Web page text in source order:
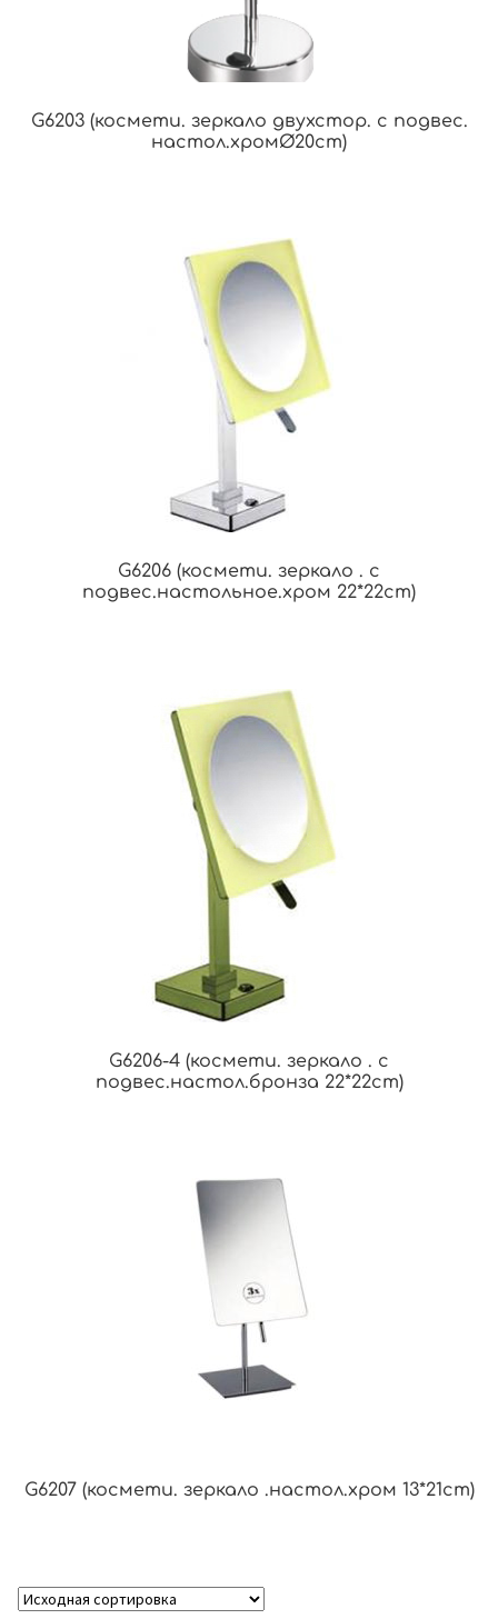
G6203 (космети. зеркало двухстор. с подвес.
настол.хромØ20cm)
G6206 (космети. зеркало . с
подвес.настольное.хром 22*22cm)
G6206-4 (космети. зеркало . с
подвес.настол.бронза 22*22cm)
G6207 (космети. зеркало .настол.хром 13*21cm)